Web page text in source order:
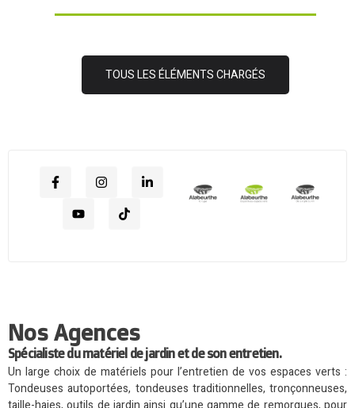
Nos Agences
Spécialiste du matériel de jardin et de son entretien.
Un large choix de matériels pour l’entretien de vos espaces verts :
Tondeuses autoportées, tondeuses traditionnelles, tronçonneuses,